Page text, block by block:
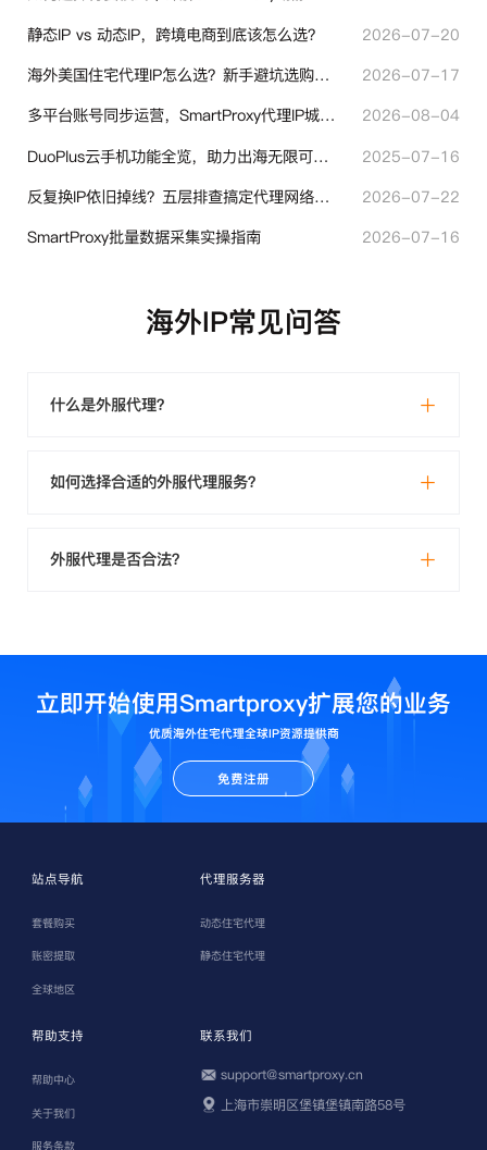
静态IP vs 动态IP，跨境电商到底该怎么选？
2026-07-20
海外美国住宅代理IP怎么选？新手避坑选购指南
2026-07-17
多平台账号同步运营，SmartProxy代理IP城市定位功能有哪些实用价值
2026-08-04
DuoPlus云手机功能全览，助力出海无限可能！
2025-07-16
反复换IP依旧掉线？五层排查搞定代理网络异常
2026-07-22
SmartProxy批量数据采集实操指南
2026-07-16
海外IP常见问答
什么是外服代理？
如何选择合适的外服代理服务？
外服代理是否合法？
立即开始使用Smartproxy扩展您的业务
优质海外住宅代理全球IP资源提供商
免费注册
站点导航
套餐购买
账密提取
全球地区
代理服务器
动态住宅代理
静态住宅代理
帮助支持
帮助中心
关于我们
服务条款
联系我们
support@smartproxy.cn
上海市崇明区堡镇堡镇南路58号